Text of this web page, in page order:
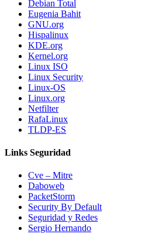
Debian Total
Eugenia Bahit
GNU.org
Hispalinux
KDE.org
Kernel.org
Linux ISO
Linux Security
Linux-OS
Linux.org
Netfilter
RafaLinux
TLDP-ES
Links Seguridad
Cve – Mitre
Daboweb
PacketStorm
Security By Default
Seguridad y Redes
Sergio Hernando